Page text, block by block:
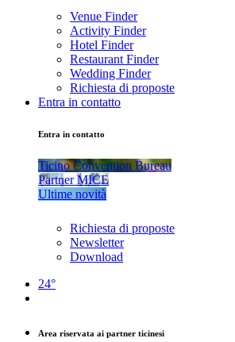
Venue Finder
Activity Finder
Hotel Finder
Restaurant Finder
Wedding Finder
Richiesta di proposte
Entra in contatto
Entra in contatto
Ticino Convention Bureau
Partner MICE
Ultime novità
Richiesta di proposte
Newsletter
Download
24°
Area riservata ai partner ticinesi